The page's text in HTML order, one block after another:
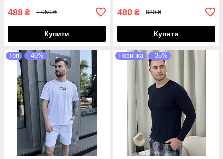
488 ₴ 1 050 ₴
Купити
480 ₴ 880 ₴
Купити
Топ –40% Новинка –35%